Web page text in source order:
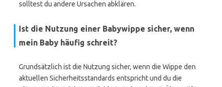
solltest du andere Ursachen abklären.
Ist die Nutzung einer Babywippe sicher, wenn
mein Baby häufig schreit?
Grundsätzlich ist die Nutzung sicher, wenn die Wippe den
aktuellen Sicherheitsstandards entspricht und du die